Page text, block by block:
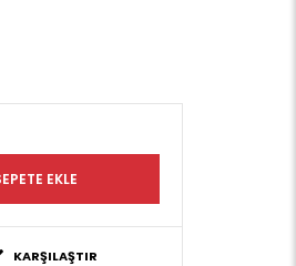
KARŞILAŞTIR